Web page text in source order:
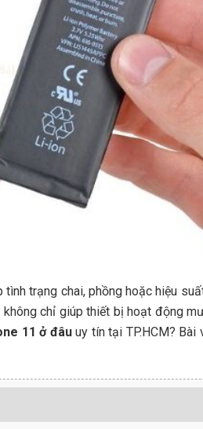
trạng chai, phồng hoặc hiệu
chỉ giúp thiết bị hoạt động
11 ở đâuuy tín tại TP.HCM? Bài